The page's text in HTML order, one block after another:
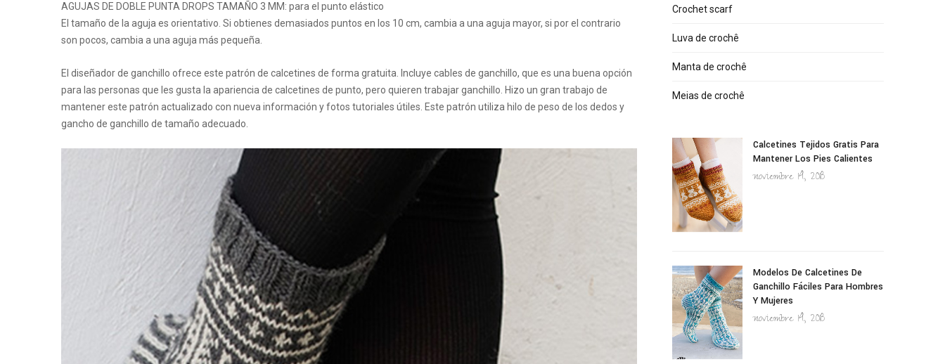
AGUJAS DE DOBLE PUNTA DROPS TAMAÑO 3 MM: para el punto elástico
El tamaño de la aguja es orientativo. Si obtienes demasiados puntos en los 10 cm, cambia a una aguja mayor, si por el contrario
son pocos, cambia a una aguja más pequeña.
El diseñador de ganchillo ofrece este patrón de calcetines de forma gratuita. Incluye cables de ganchillo, que es una buena opción
para las personas que les gusta la apariencia de calcetines de punto, pero quieren trabajar ganchillo. Hizo un gran trabajo de
mantener este patrón actualizado con nueva información y fotos tutoriales útiles. Este patrón utiliza hilo de peso de los dedos y
gancho de ganchillo de tamaño adecuado.
Crochet scarf
Luva de crochê
Manta de crochê
Meias de crochê
Calcetines Tejidos Gratis Para
Mantener Los Pies Calientes
noviembre 14, 2018
Modelos De Calcetines De
Ganchillo Fáciles Para Hombres
Y Mujeres
noviembre 14, 2018